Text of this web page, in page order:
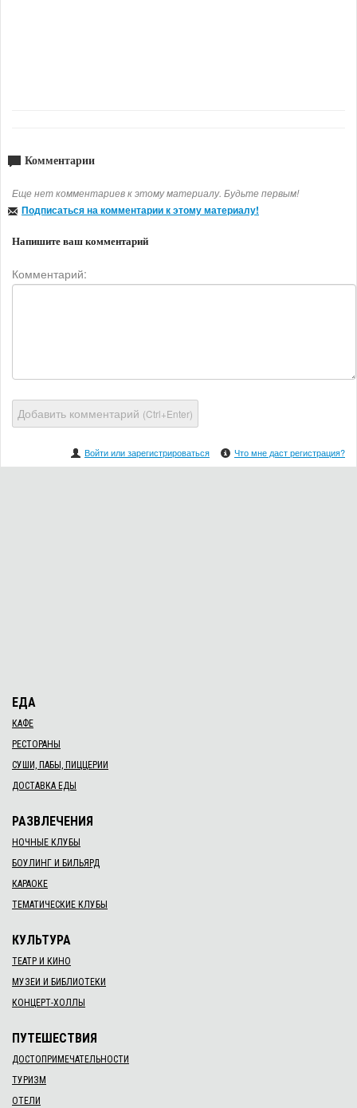
Комментарии
Еще нет комментариев к этому материалу. Будьте первым!
Подписаться на комментарии к этому материалу!
Напишите ваш комментарий
Комментарий:
Добавить комментарий (Ctrl+Enter)
Войти или зарегистрироваться Что мне даст регистрация?
ЕДА
КАФЕ
РЕСТОРАНЫ
СУШИ, ПАБЫ, ПИЦЦЕРИИ
ДОСТАВКА ЕДЫ
РАЗВЛЕЧЕНИЯ
НОЧНЫЕ КЛУБЫ
БОУЛИНГ И БИЛЬЯРД
КАРАОКЕ
ТЕМАТИЧЕСКИЕ КЛУБЫ
КУЛЬТУРА
ТЕАТР И КИНО
МУЗЕИ И БИБЛИОТЕКИ
КОНЦЕРТ-ХОЛЛЫ
ПУТЕШЕСТВИЯ
ДОСТОПРИМЕЧАТЕЛЬНОСТИ
ТУРИЗМ
ОТЕЛИ